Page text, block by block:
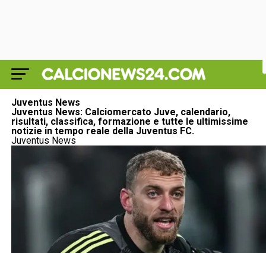
Juventus News
Juventus News: Calciomercato Juve, calendario,
risultati, classifica, formazione e tutte le ultimissime
notizie in tempo reale della Juventus FC.
Juventus News